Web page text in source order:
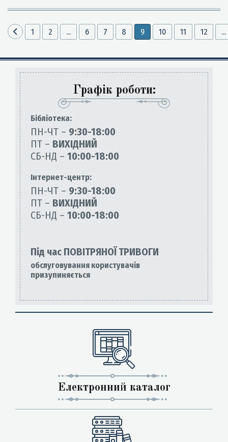
1 2 ... 6 7 8 9 10 11 12 ...
Графік роботи:
Бiблiотека:
ПН-ЧТ – 9:30-18:00
ПТ – ВИХІДНИЙ
СБ-НД – 10:00-18:00
Інтернет-центр:
ПН-ЧТ – 9:30-18:00
ПТ – ВИХІДНИЙ
СБ-НД – 10:00-18:00
Під час ПОВІТРЯНОЇ ТРИВОГИ
обслуговування користувачів
призупиняється
Електронний каталог